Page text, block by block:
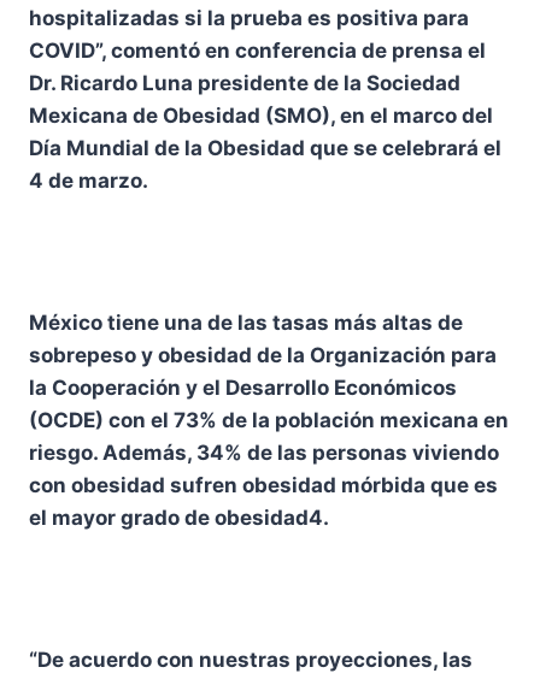
hospitalizadas si la prueba es positiva para
COVID”, comentó en conferencia de prensa el
Dr. Ricardo Luna presidente de la Sociedad
Mexicana de Obesidad (SMO), en el marco del
Día Mundial de la Obesidad que se celebrará el
4 de marzo.
México tiene una de las tasas más altas de
sobrepeso y obesidad de la Organización para
la Cooperación y el Desarrollo Económicos
(OCDE) con el 73% de la población mexicana en
riesgo. Además, 34% de las personas viviendo
con obesidad sufren obesidad mórbida que es
el mayor grado de obesidad4.
“De acuerdo con nuestras proyecciones, las